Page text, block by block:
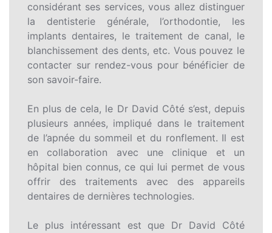
considérant ses services, vous allez distinguer
la dentisterie générale, l’orthodontie, les
implants dentaires, le traitement de canal, le
blanchissement des dents, etc. Vous pouvez le
contacter sur rendez-vous pour bénéficier de
son savoir-faire.
En plus de cela, le Dr David Côté s’est, depuis
plusieurs années, impliqué dans le traitement
de l’apnée du sommeil et du ronflement. Il est
en collaboration avec une clinique et un
hôpital bien connus, ce qui lui permet de vous
offrir des traitements avec des appareils
dentaires de dernières technologies.
Le plus intéressant est que Dr David Côté